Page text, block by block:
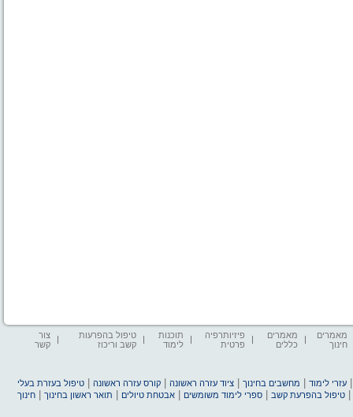
מאמרים
חינוך
מאמרים
כללים
פיזיותרפיה
פרטית
תוכנות
לימוד
טיפול בהפרעות
קשב וריכוז
צור
קשר
עזרי לימוד מחשבים בחינוך |ציוד עזרה ראשונה |קורס עזרה ראשונה |טיפול בעזרת בעלי
|טיפול בהפרעת קשב |ספרי לימוד משומשים |אבטחת טיולים תואר ראשון בחינוך |חינוך